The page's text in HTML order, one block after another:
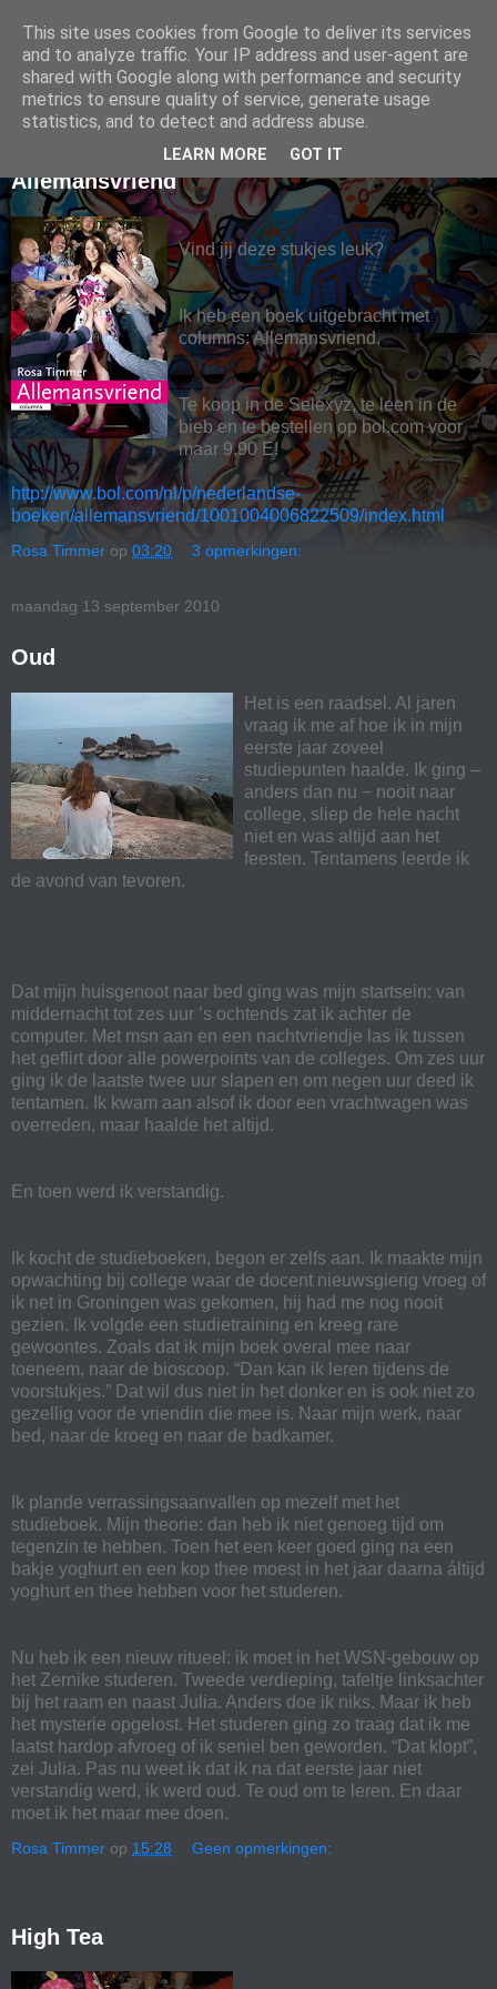
Rosa Timmer
dinsdag 14 september 2010
Allemansvriend
Vind jij deze stukjes leuk?
Ik heb een boek uitgebracht met
columns: Allemansvriend.
Te koop in de Selexyz, te leen in de
bieb en te bestellen op bol.com voor
maar 9,90 E!
http://www.bol.com/nl/p/nederlandse-
boeken/allemansvriend/1001004006822509/index.html
Rosa Timmer op 03:20 3 opmerkingen:
maandag 13 september 2010
Oud
Het is een raadsel. Al jaren
vraag ik me af hoe ik in mijn
eerste jaar zoveel
studiepunten haalde. Ik ging –
anders dan nu − nooit naar
college, sliep de hele nacht
niet en was altijd aan het
feesten. Tentamens leerde ik
de avond van tevoren.
Dat mijn huisgenoot naar bed ging was mijn startsein: van
middernacht tot zes uur ’s ochtends zat ik achter de
computer. Met msn aan en een nachtvriendje las ik tussen
het geflirt door alle powerpoints van de colleges. Om zes uur
ging ik de laatste twee uur slapen en om negen uur deed ik
tentamen. Ik kwam aan alsof ik door een vrachtwagen was
overreden, maar haalde het altijd.
En toen werd ik verstandig.
Ik kocht de studieboeken, begon er zelfs aan. Ik maakte mijn
opwachting bij college waar de docent nieuwsgierig vroeg of
ik net in Groningen was gekomen, hij had me nog nooit
gezien. Ik volgde een studietraining en kreeg rare
gewoontes. Zoals dat ik mijn boek overal mee naar
toeneem, naar de bioscoop. “Dan kan ik leren tijdens de
voorstukjes.” Dat wil dus niet in het donker en is ook niet zo
gezellig voor de vriendin die mee is. Naar mijn werk, naar
bed, naar de kroeg en naar de badkamer.
Ik plande verrassingsaanvallen op mezelf met het
studieboek. Mijn theorie: dan heb ik niet genoeg tijd om
tegenzin te hebben. Toen het een keer goed ging na een
bakje yoghurt en een kop thee moest in het jaar daarna áltijd
yoghurt en thee hebben voor het studeren.
Nu heb ik een nieuw ritueel: ik moet in het WSN-gebouw op
het Zernike studeren. Tweede verdieping, tafeltje linksachter
bij het raam en naast Julia. Anders doe ik niks. Maar ik heb
het mysterie opgelost. Het studeren ging zo traag dat ik me
laatst hardop afvroeg of ik seniel ben geworden. “Dat klopt”,
zei Julia. Pas nu weet ik dat ik na dat eerste jaar niet
verstandig werd, ik werd oud. Te oud om te leren. En daar
moet ik het maar mee doen.
Rosa Timmer op 15:28 Geen opmerkingen:
High Tea
This site uses cookies from Google to deliver its services
and to analyze traffic. Your IP address and user-agent are
shared with Google along with performance and security
metrics to ensure quality of service, generate usage
statistics, and to detect and address abuse.
LEARN MORE GOT IT